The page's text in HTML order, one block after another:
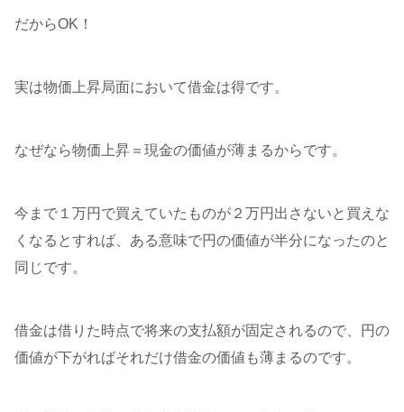
だからOK！
実は物価上昇局面において借金は得です。
なぜなら物価上昇＝現金の価値が薄まるからです。
今まで１万円で買えていたものが２万円出さないと買えな
くなるとすれば、ある意味で円の価値が半分になったのと
同じです。
借金は借りた時点で将来の支払額が固定されるので、円の
価値が下がればそれだけ借金の価値も薄まるのです。